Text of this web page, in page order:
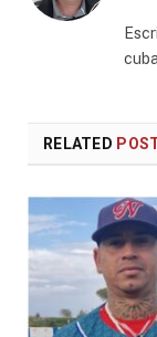
RELATED